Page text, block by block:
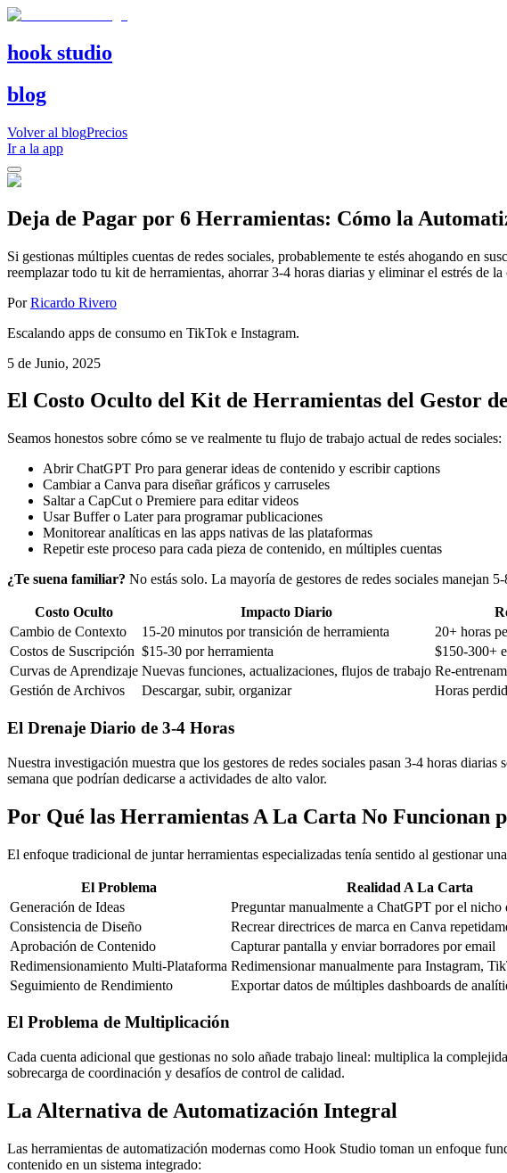
hook studio
blog
Volver al blogPrecios
Ir a la app
Deja de Pagar por 6 Herramientas: Cómo la
Si gestionas múltiples cuentas de redes sociales, probablemente te estés ahogando en
reemplazar todo tu kit de herramientas, ahorrar 3-4 horas diarias y eliminar el estrés de
Por Ricardo Rivero
Escalando apps de consumo en TikTok e Instagram.
5 de Junio, 2025
El Costo Oculto del Kit de Herramientas del Gestor de
Seamos honestos sobre cómo se ve realmente tu flujo de trabajo actual de redes sociales:
Abrir ChatGPT Pro para generar ideas de contenido y escribir captions
Cambiar a Canva para diseñar gráficos y carruseles
Saltar a CapCut o Premiere para editar videos
Usar Buffer o Later para programar publicaciones
Monitorear analíticas en las apps nativas de las plataformas
Repetir este proceso para cada pieza de contenido, en múltiples cuentas
¿Te suena familiar? No estás solo. La mayoría de gestores de redes sociales manejan
Costo Oculto Impacto Diario
Cambio de Contexto
15-20 minutos por transición de herramienta
20+ horas
Costos de Suscripción $15-30 por herramienta
$150-300+
Curvas de Aprendizaje Nuevas funciones, actualizaciones, flujos de trabajo Re-
Gestión de Archivos
Descargar, subir, organizar Horas
El Drenaje Diario de 3-4 Horas
Nuestra investigación muestra que los gestores de redes sociales pasan 3-4 horas
semana que podrían dedicarse a actividades de alto valor.
Por Qué las Herramientas A La Carta No Funcionan
El enfoque tradicional de juntar herramientas especializadas tenía sentido al gestionar
El Problema Realidad A La Carta
Generación de Ideas
Preguntar manualmente a ChatGPT por el nicho
Consistencia de Diseño
Recrear directrices de marca en Canva
Aprobación de Contenido
Capturar pantalla y enviar borradores por email
Redimensionamiento Multi-Plataforma Redimensionar manualmente para Instagram,
Seguimiento de Rendimiento
Exportar datos de múltiples dashboards de
El Problema de Multiplicación
Cada cuenta adicional que gestionas no solo añade trabajo lineal: multiplica la
sobrecarga de coordinación y desafíos de control de calidad.
La Alternativa de Automatización Integral
Las herramientas de automatización modernas como Hook Studio toman un enfoque
contenido en un sistema integrado: